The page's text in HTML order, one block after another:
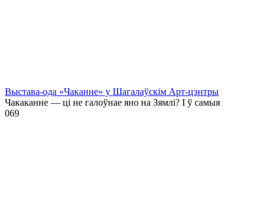
Выстава-ода «Чаканне» у Шагалаўскім Арт-цэнтры
Чакаканне — ці не галоўнае яно на Зямлі? І ў самыя
069